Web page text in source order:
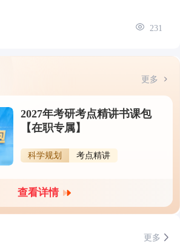
231
更多
2027年考研考点精讲书课包
【在职专属】
科学规划 考点精讲
查看详情
更多